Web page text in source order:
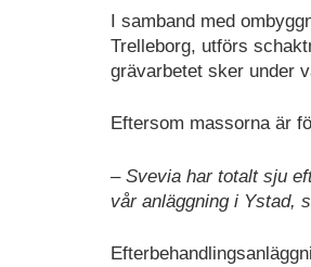
I samband med
Trelleborg, utförs
grävarbetet sker under
Eftersom massorna är
– Svevia har totalt sju
vår anläggning i Ystad,